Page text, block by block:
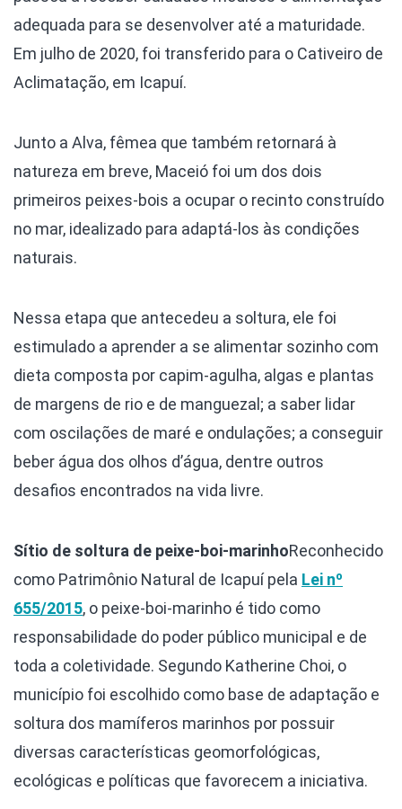
adequada para se desenvolver até a maturidade.
Em julho de 2020, foi transferido para o Cativeiro de
Aclimatação, em Icapuí.
Junto a Alva, fêmea que também retornará à
natureza em breve, Maceió foi um dos dois
primeiros peixes-bois a ocupar o recinto construído
no mar, idealizado para adaptá-los às condições
naturais.
Nessa etapa que antecedeu a soltura, ele foi
estimulado a aprender a se alimentar sozinho com
dieta composta por capim-agulha, algas e plantas
de margens de rio e de manguezal; a saber lidar
com oscilações de maré e ondulações; a conseguir
beber água dos olhos d’água, dentre outros
desafios encontrados na vida livre.
Sítio de soltura de peixe-boi-marinhoReconhecido
como Patrimônio Natural de Icapuí pela Lei nº
655/2015, o peixe-boi-marinho é tido como
responsabilidade do poder público municipal e de
toda a coletividade. Segundo Katherine Choi, o
município foi escolhido como base de adaptação e
soltura dos mamíferos marinhos por possuir
diversas características geomorfológicas,
ecológicas e políticas que favorecem a iniciativa.